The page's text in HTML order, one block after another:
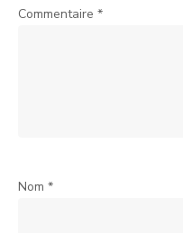
Commentaire *
Nom *